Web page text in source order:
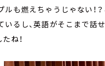
も燃えちゃうじゃない！
いるし、英語がそこまで話
ね！